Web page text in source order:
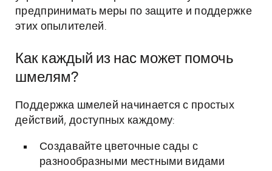
предпринимать меры по защите и поддержке
этих опылителей.
Как каждый из нас может помочь
шмелям?
Поддержка шмелей начинается с простых
действий, доступных каждому:
Создавайте цветочные сады с
разнообразными местными видами